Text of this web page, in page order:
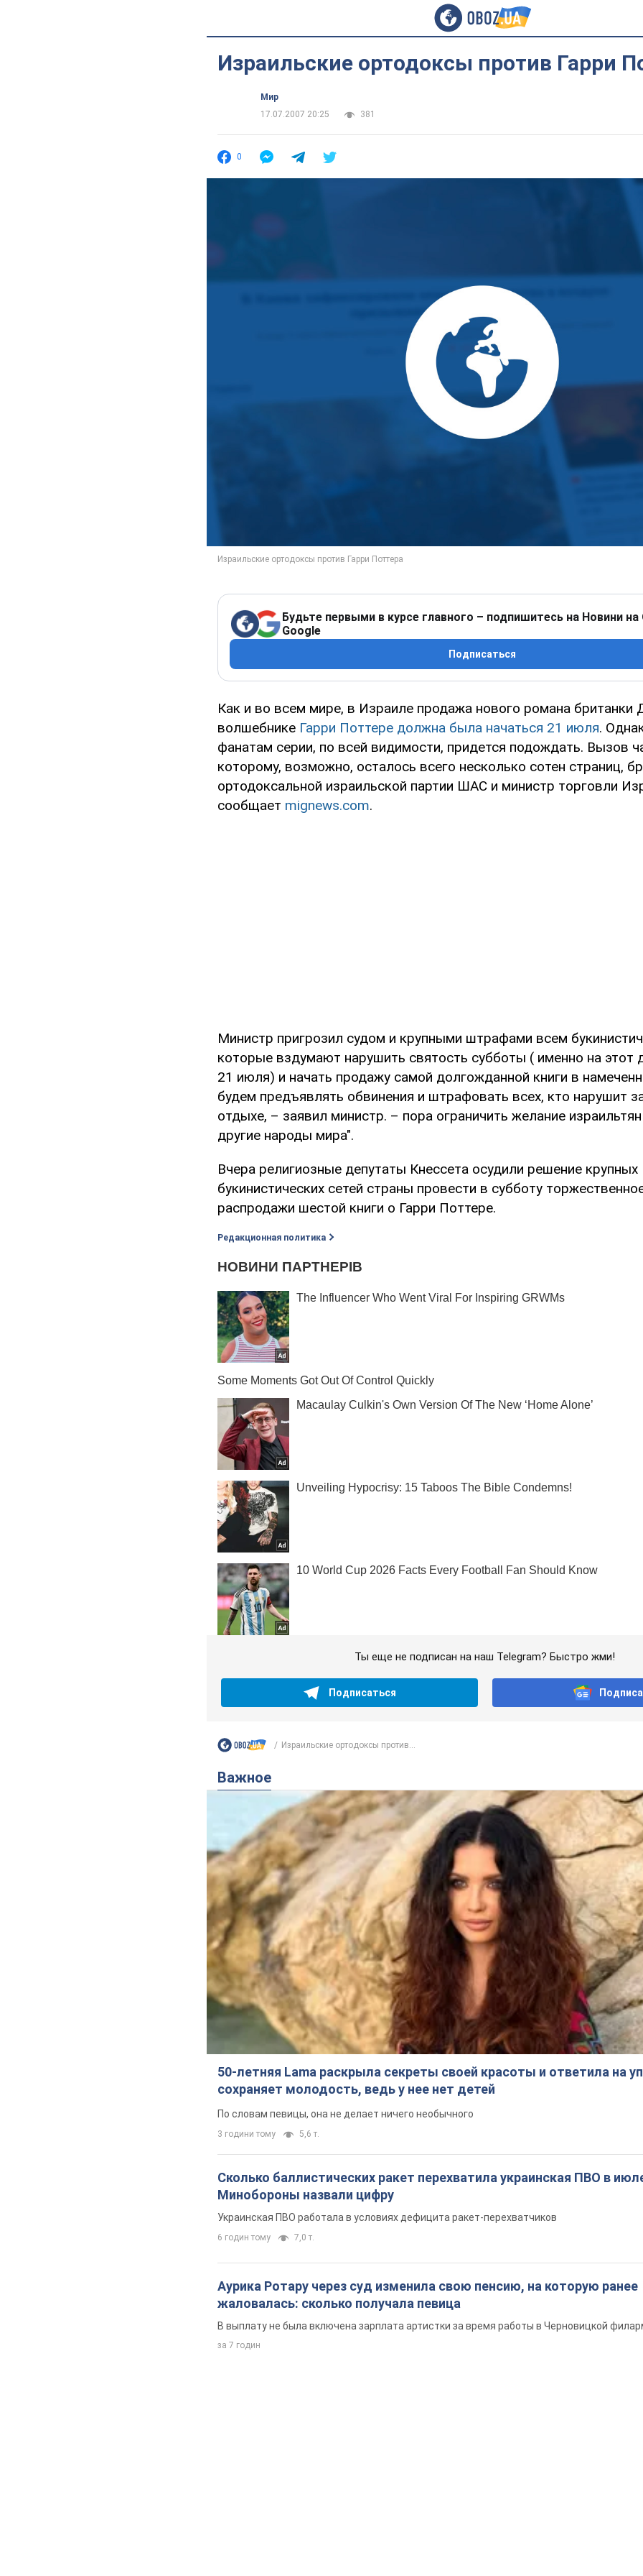
Израильские ортодоксы против Гарри
Мир
17.07.2007 20:25
381
0
Будьте первыми в курсе главного – подпишитесь на Новини на
Google
Подписаться
Как и во всем мире, в Израиле продажа нового романа британки
волшебнике Гарри Поттере должна была начаться 21 июля.
фанатам серии, по всей видимости, придется подождать. Вызов
которому, возможно, осталось всего несколько сотен страниц,
ортодоксальной израильской партии ШАС и министр торговли
сообщает mignews.com.
Министр пригрозил судом и крупными штрафами всем
которые вздумают нарушить святость субботы ( именно на этот
21 июля) и начать продажу самой долгожданной книги в
будем предъявлять обвинения и штрафовать всех, кто нарушит
отдыхе, – заявил министр. – пора ограничить желание
другие народы мира".
Вчера религиозные депутаты Кнессета осудили решение крупных
букинистических сетей страны провести в субботу
распродажи шестой книги о Гарри Поттере.
Редакционная политика
Ты еще не подписан на наш Telegram? Быстро жми!
Подписаться
Израильские ортодоксы против...
Важное
50-летняя Lama раскрыла секреты своей красоты и ответила на
сохраняет молодость, ведь у нее нет детей
По словам певицы, она не делает ничего необычного
3 години тому 5,6 т.
Сколько баллистических ракет перехватила украинская ПВО в
Минобороны назвали цифру
Украинская ПВО работала в условиях дефицита ракет-перехватчиков
6 годин тому 7,0 т.
Аурика Ротару через суд изменила свою пенсию, на которую ранее
жаловалась: сколько получала певица
В выплату не была включена зарплата артистки за время работы в Черновицкой
за 7 годин